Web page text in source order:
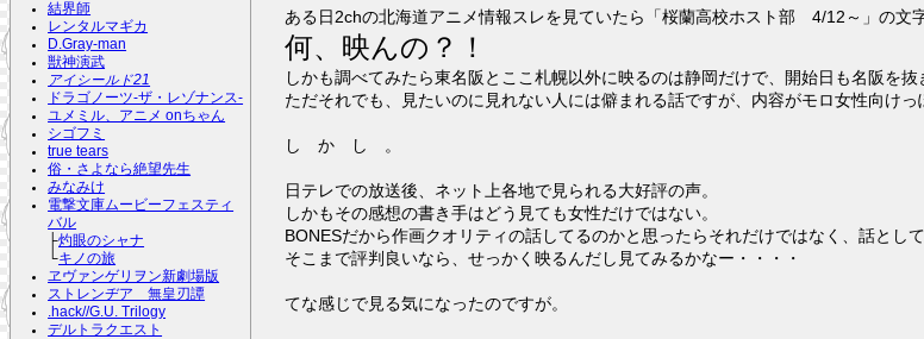
結界師
レンタルマギカ
D.Gray-man
獣神演武
アイシールド21
ドラゴノーツ-ザ・レゾナンス-
ユメミル、アニメ onちゃん
シゴフミ
true tears
俗・さよなら絶望先生
みなみけ
電撃文庫ムービーフェスティ
バル
├灼眼のシャナ
└キノの旅
ヱヴァンゲリヲン新劇場版
ストレンヂア 無皇刃譚
.hack//G.U. Trilogy
デルトラクエスト
ある日2chの北海道アニメ情報スレを見ていたら「桜蘭高校ホスト部 4/12～」の文字
何、映んの？！
しかも調べてみたら東名阪とここ札幌以外に映るのは静岡だけで、開始日も名阪を
ただそれでも、見たいのに見れない人には僻まれる話ですが、内容がモロ女性向け
し か し 。
日テレでの放送後、ネット上各地で見られる大好評の声。
しかもその感想の書き手はどう見ても女性だけではない。
BONESだから作画クオリティの話してるのかと思ったらそれだけではなく、話とし
そこまで評判良いなら、せっかく映るんだし見てみるかなー・・・・
てな感じで見る気になったのですが。